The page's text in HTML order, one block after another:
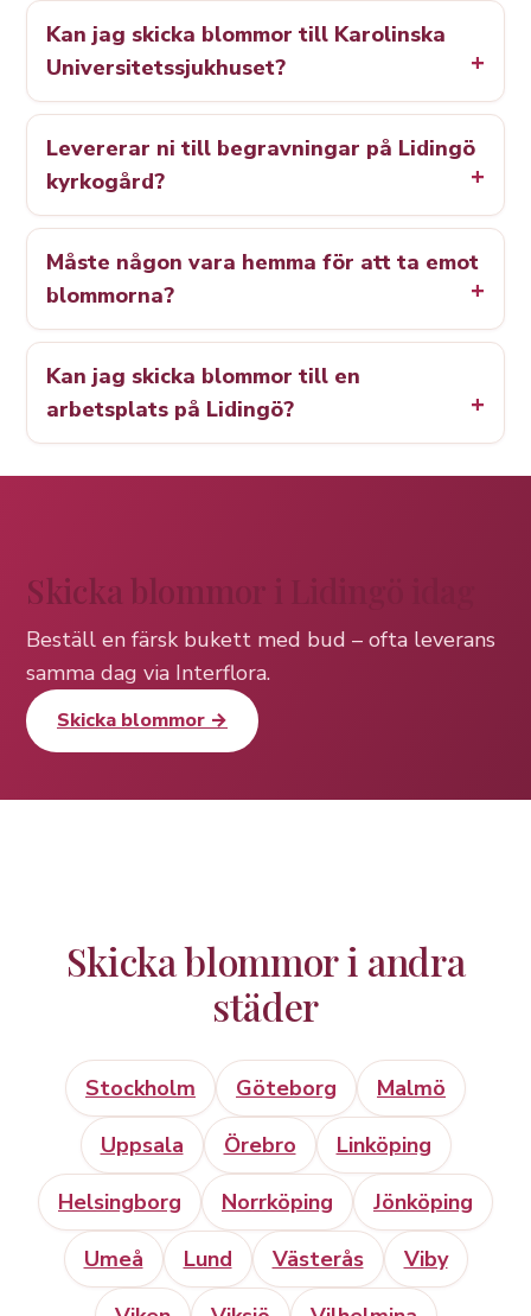
Kan jag skicka blommor till Karolinska
Universitetssjukhuset?
Levererar ni till begravningar på Lidingö
kyrkogård?
Måste någon vara hemma för att ta emot
blommorna?
Kan jag skicka blommor till en
arbetsplats på Lidingö?
Skicka blommor i Lidingö idag
Beställ en färsk bukett med bud – ofta leverans
samma dag via Interflora.
Skicka blommor →
Skicka blommor i andra
städer
Stockholm Göteborg
Malmö
Uppsala
Örebro
Linköping
Helsingborg
Norrköping
Jönköping
Umeå
Lund Västerås
Viby